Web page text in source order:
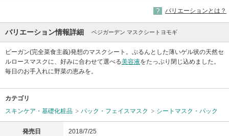
バリエーションとは？
バリエーション情報詳細 ベジガーデン マスクシートヨモギ
ビーガン(完全菜食主義)発想のマスクシート。ぷるんとした薄いゲル状の天然セ
ルロースマスクに、好みに合わせて選べる美容液をたっぷり閉じ込めました。
毎日のお手入れに野菜の恵みを。
カテゴリ
スキンケア・基礎化粧品
パック・フェイスマスク シートマスク・パック
発売日 2018/7/25